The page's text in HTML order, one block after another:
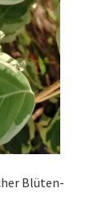
der
Produktseite
gewählt
werden
Blüten-